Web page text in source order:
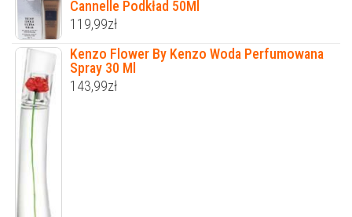
Cannelle Podkład 50Ml
119,99zł
Kenzo Flower By Kenzo Woda Perfumowana
Spray 30 Ml
143,99zł